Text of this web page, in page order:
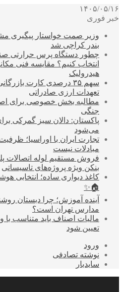
۱۴۰۵/۰۵/۱۶
خبر فوری
وزیر صمت خواستار پیگیری
بندر کراچی شد
چطور دستگاه پرس حرارتی
انتخاب کنیم؟ مقایسه فنی
هیدرولیک
سهم ۳۵ درصدی کارت
تعهدات ارزی صادراتی
مطالبه بخش خصوصی برای
جنگی
پاکستان: دالان سبز گمرکی
می‌شود
تجارت ایران با اوراسیا؛
مبادلات نیست
فروش مستقیم لوله اتصالات
بنکن ویژه پروژه‌های تاسیساتی
کاغذ دیواری ساده؛ انتخابی
🏠✨
آینده آموزش؛ چرا دبستان
مدارس تهران است؟
مالیات اصناف باید متناسب
تعیین شود
ورود
نوشته تصادفی
سایدبار